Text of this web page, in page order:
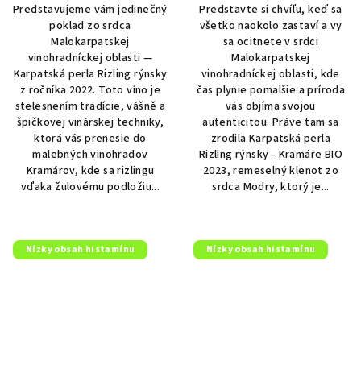
Predstavujeme vám jedinečný
poklad zo srdca
Malokarpatskej
vinohradníckej oblasti —
Karpatská perla Rizling rýnsky
z ročníka 2022. Toto víno je
stelesnením tradície, vášně a
špičkovej vinárskej techniky,
ktorá vás prenesie do
malebných vinohradov
Kramárov, kde sa rizlingu
vďaka žulovému podložiu...
Predstavte si chvíľu, keď sa
všetko naokolo zastaví a vy
sa ocitnete v srdci
Malokarpatskej
vinohradníckej oblasti, kde
čas plynie pomalšie a príroda
vás objíma svojou
autenticitou. Práve tam sa
zrodila Karpatská perla
Rizling rýnsky - Kramáre BIO
2023, remeselný klenot zo
srdca Modry, ktorý je...
Nízky obsah histamínu Nízky obsah histamínu